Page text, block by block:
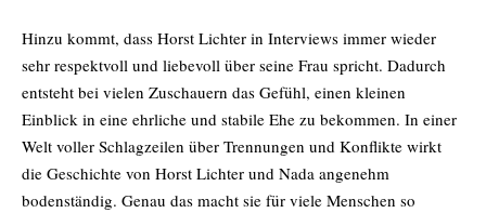
Hinzu kommt, dass Horst Lichter in Interviews immer wieder
sehr respektvoll und liebevoll über seine Frau spricht. Dadurch
entsteht bei vielen Zuschauern das Gefühl, einen kleinen
Einblick in eine ehrliche und stabile Ehe zu bekommen. In einer
Welt voller Schlagzeilen über Trennungen und Konflikte wirkt
die Geschichte von Horst Lichter und Nada angenehm
bodenständig. Genau das macht sie für viele Menschen so